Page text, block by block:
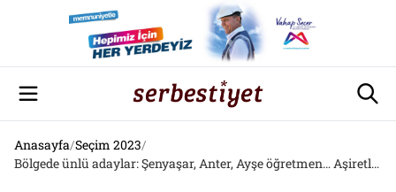
Anasayfa/Seçim 2023/
Bölgede ünlü adaylar: Şenyaşar, Anter, Ayşe öğretmen… Aşiretler Hakkari’de CHP’den, Urfa’da İYİ Parti’den aday